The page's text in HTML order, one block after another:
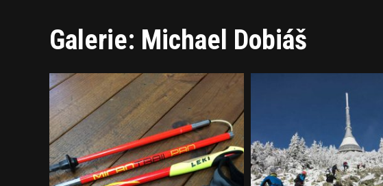
Galerie: Michael Dobiáš